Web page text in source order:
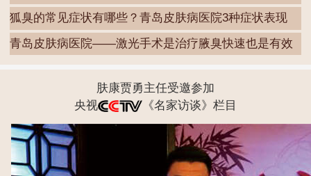
狐臭的常见症状有哪些？青岛皮肤病医院3种症状表现
青岛皮肤病医院——激光手术是治疗腋臭快速也是有效
肤康贾勇主任受邀参加
央视
《名家访谈》栏目